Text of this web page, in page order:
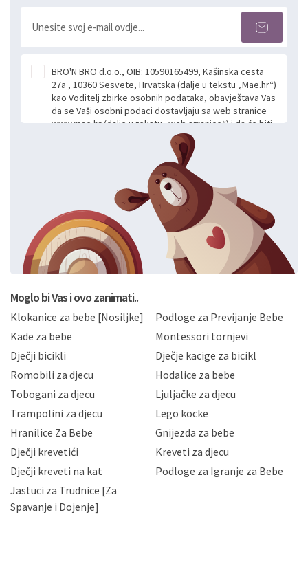
BRO'N BRO d.o.o., OIB: 10590165499, Kašinska cesta
27a , 10360 Sesvete, Hrvatska (dalje u tekstu „Mae.hr“)
kao Voditelj zbirke osobnih podataka, obavještava Vas
da se Vaši osobni podaci dostavljaju sa web stranice
www.mae.hr (dalje u tekstu „web stranice“) i da će biti
obrađeni. Prihvaćanjem ove Izjave smatra se da
slobodno i izričito dajete privolu za prikupljanje i daljnju
obradu Vaših osobnih podataka koje ustupate Mae.hr
putem ovih web stranica u svrhu odgovora i daljnje
komunikacije na Vaš upit poslan kroz kontakt obrazac.
Radi se o dobrovoljnom davanju podataka te ovu
Izjavu niste dužni prihvatiti odnosno niste dužni unositi
svoje osobne podatke u jednu od prijavnih
formi/obrazaca dostupnih na ovim web stranicama.
BRO'N BRO d.o.o. će s Vašim osobnim podacima
postupati sukladno Općoj uredbi o zaštiti podataka
privatnosti i kolačića koju možete pročitati ovdje i
Hrvatske, a uvijek uz primjenu odgovarajućih tehničkih i
sigurnosnih mjera zaštite osobnih podataka od
neovlaštenog pristupa, zlouporabe, otkrivanja,
gubitka ili uništenja. Mae.hr štiti privatnost svojih
korisnika i posjetitelja web stranica, čuva povjerljivost
Vaših osobnih podataka te omogućava pristup i
priopćavanje osobnih podataka samo onim svojim
zaposlenicima kojima su isti potrebni radi provedbe
slučajevima koji su dozvoljeni zakonima. Napominjemo
da možete u svako doba, u potpunosti ili djelomice,
zatražiti prestanak aktivnosti obrade Vaših osobnih
podataka. Opoziv privole možete podnijeti poštom na
gore navedenu adresu ili e-mailom na adresu:
Moglo bi Vas i ovo zanimati..
Klokanice za bebe [Nosiljke]
Podloge za Previjanje Bebe
Kade za bebe
Montessori tornjevi
Dječji bicikli
Dječje kacige za bicikl
Romobili za djecu
Hodalice za bebe
Tobogani za djecu
Ljuljačke za djecu
Trampolini za djecu
Lego kocke
Hranilice Za Bebe
Gnijezda za bebe
Dječji krevetići
Kreveti za djecu
Dječji kreveti na kat
Podloge za Igranje za Bebe
Jastuci za Trudnice [Za
Spavanje i Dojenje]